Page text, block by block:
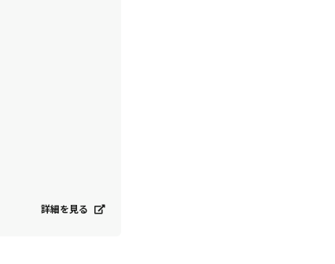
詳細を見る